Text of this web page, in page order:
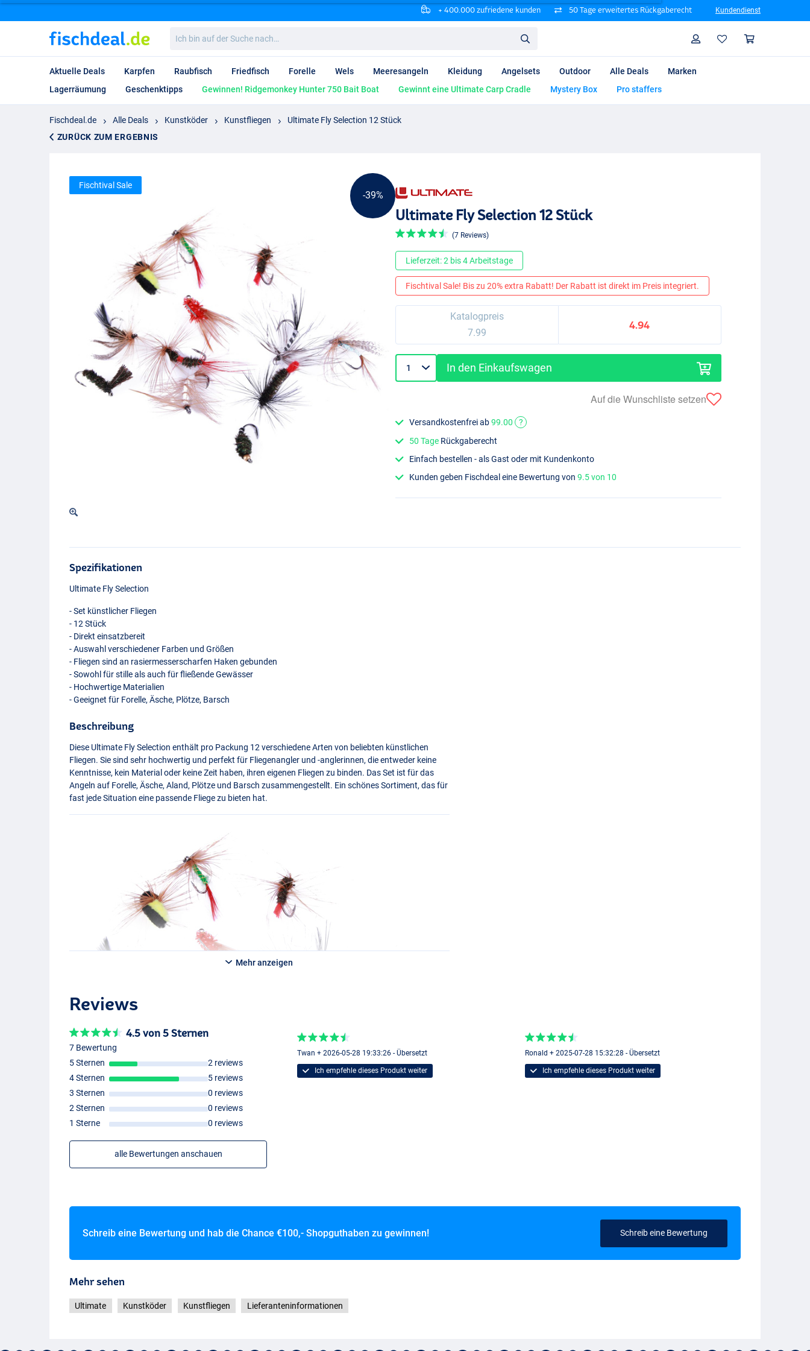
+ 400.000 zufriedene kunden 50 Tage erweitertes Rückgaberecht Kundendienst
bin
auf
Suche
nach…
Profil
Aktuelle Deals Karpfen Raubfisch Friedfisch Forelle Wels Meeresangeln Kleidung Angelsets Outdoor Alle Deals
Marken
Lagerräumung
Geschenktipps Gewinnen! Ridgemonkey Hunter 750 Bait Boat Gewinnt eine Ultimate Carp Cradle Mystery Box Pro staffers
Fischdeal.de Alle Deals Kunstköder Kunstfliegen
Ultimate Fly Selection 12 Stück
ZURÜCK ZUM ERGEBNIS
-39%
Fischtival Sale
Ultimate Fly Selection 12 Stück
(7 Reviews)
Lieferzeit: 2 bis 4 Arbeitstage
Fischtival Sale! Bis zu 20% extra Rabatt! Der Rabatt ist direkt im Preis integriert.
Katalogpreis
7.99
4.94
In den Einkaufswagen
Auf die Wunschliste setzen
Versandkostenfrei ab99.00
?
50 Tage Rückgaberecht
Einfach bestellen - als Gast oder mit Kundenkonto
Kunden geben Fischdeal eine Bewertung von9.5 von 10
Spezifikationen
Ultimate Fly Selection
- Set künstlicher Fliegen
- 12 Stück
- Direkt einsatzbereit
- Auswahl verschiedener Farben und Größen
- Fliegen sind an rasiermesserscharfen Haken gebunden
- Sowohl für stille als auch für fließende Gewässer
- Hochwertige Materialien
- Geeignet für Forelle, Äsche, Plötze, Barsch
Beschreibung
Diese Ultimate Fly Selection enthält pro Packung 12 verschiedene Arten von beliebten künstlichen
Fliegen. Sie sind sehr hochwertig und perfekt für Fliegenangler und -anglerinnen, die entweder keine
Kenntnisse, kein Material oder keine Zeit haben, ihren eigenen Fliegen zu binden. Das Set ist für das
Angeln auf Forelle, Äsche, Aland, Plötze und Barsch zusammengestellt. Ein schönes Sortiment, das für
fast jede Situation eine passende Fliege zu bieten hat.
Mehr anzeigen
Reviews
4.5 von 5 Sternen
7 Bewertung
5 Sternen
2 reviews
4 Sternen
5 reviews
3 Sternen
0 reviews
2 Sternen
0 reviews
1 Sterne
0 reviews
alle Bewertungen anschauen
Twan + 2026-05-28 19:33:26 - Übersetzt
Ich empfehle dieses Produkt weiter
Ronald + 2025-07-28 15:32:28 - Übersetzt
Ich empfehle dieses Produkt weiter
Schreib eine Bewertung und hab die Chance €100,- Shopguthaben zu gewinnen! Schreib eine Bewertung
Mehr sehen
Ultimate Kunstköder Kunstfliegen Lieferanteninformationen